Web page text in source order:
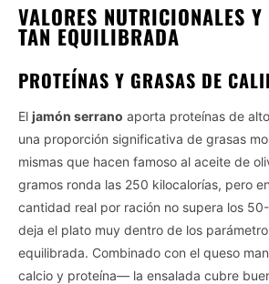
VALORES NUTRICIONALES
TAN EQUILIBRADA
PROTEÍNAS Y GRASAS DE
El jamón serrano aporta proteínas de
una proporción significativa de grasas
mismas que hacen famoso al aceite de
gramos ronda las 250 kilocalorías, pero
cantidad real por ración no supera los
deja el plato muy dentro de los
equilibrada. Combinado con el queso
calcio y proteína— la ensalada cubre